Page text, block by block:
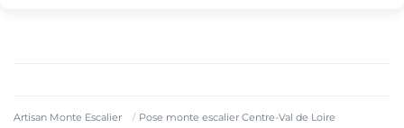
Artisan Monte Escalier
Pose monte escalier Centre-Val de Loire